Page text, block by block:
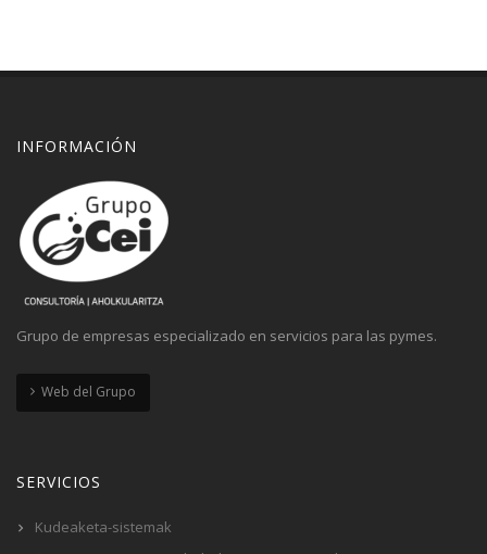
INFORMACIÓN
Grupo de empresas especializado en servicios para las pymes.
Web del Grupo
SERVICIOS
Kudeaketa-sistemak